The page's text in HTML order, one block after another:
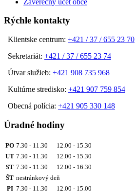
Rýchle kontakty
Klientske centrum: +421 / 37 / 655 23 70
Sekretariát: +421 / 37 / 655 23 74
Útvar služieb: +421 908 735 968
Kultúrne stredisko: +421 907 759 854
Obecná polícia: +421 905 330 148
Úradné hodiny
PO 7.30 - 11.30 12.00 - 15.30
UT 7.30 - 11.30 12.00 - 15.30
ST 7.30 - 11.30 12.00 - 16.30
ŠT nestránkový deň
PI 7.30 - 11.30 12.00 - 15.00